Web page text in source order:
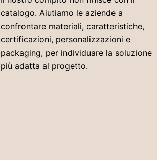
catalogo. Aiutiamo le aziende a
confrontare materiali, caratteristiche,
certificazioni, personalizzazioni e
packaging, per individuare la soluzione
più adatta al progetto.